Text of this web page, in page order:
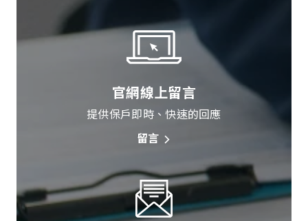
官網線上留言
提供保戶即時、快速的回應
留言